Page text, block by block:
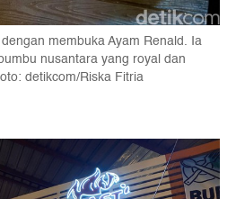
membuka Ayam Renald. Ia
nusantara yang royal dan
detikcom/Riska Fitria